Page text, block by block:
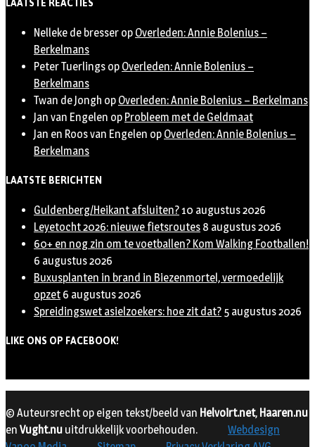
Nelleke de bresser op Overleden: Annie Bolenius –
Berkelmans
Peter Tuerlings op Overleden: Annie Bolenius –
Berkelmans
Twan de Jongh op Overleden: Annie Bolenius – Berkelmans
Jan van Engelen op Probleem met de Geldmaat
Jan en Roos van Engelen op Overleden: Annie Bolenius –
Berkelmans
LAATSTE BERICHTEN
Guldenberg/Heikant afsluiten?10 augustus 2026
Leyetocht 2026: nieuwe fietsroutes 8 augustus 2026
60+ en nog zin om te voetballen? Kom Walking Footballen!
6 augustus 2026
Buxusplanten in brand in Biezenmortel, vermoedelijk
opzet 6 augustus 2026
Spreidingswet asielzoekers: hoe zit dat? 5 augustus 2026
LIKE ONS OP FACEBOOK!
© Auteursrecht op eigen tekst/beeld van Helvoirt.net, Haaren.nu
en Vught.nu uitdrukkelijk voorbehouden.
Webdesign